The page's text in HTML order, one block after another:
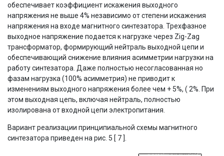
обеспечивает коэффициент искажения выходного
напряжения не выше 4% независимо от степени искажения
напряжения на входе магнитного синтезатора. Трехфазное
выходное напряжение подается к нагрузке через Zig-Zag
трансформатор, формирующий нейтраль выходной цепи и
обеспечивающий снижение влияния асимметрии нагрузки на
работу синтезатора. Даже полностью несогласованная но
фазам нагрузка (100% асимметрия) не приводит к
изменениям выходного напряжения более чем + 5%, ( 2%. При
этом выходная цепь, включая нейтраль, полностью
изолирована от входной цепи электропитания.
Вариант реализации принципиальной схемы магнитного
синтезатора приведен на рис. 5 [ 7 ].